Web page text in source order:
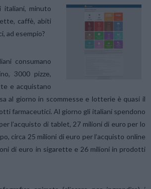
italiani, minuto
caffè, abiti
ad esempio?
consumano
3000 pizze,
e acquistano
al giorno in scommesse e lotterie è quasi il
farmaceutici. Al giorno gli italiani spendono
l’acquisto di tablet, 27 milioni di euro per lo
circa 25 milioni di euro per l’acquisto online
di euro in sigarette e 26 milioni in prodotti